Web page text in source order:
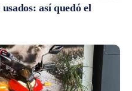
así quedó el